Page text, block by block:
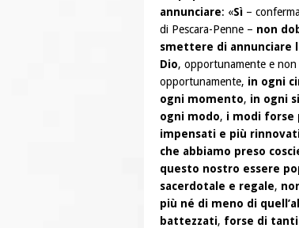
annunciare: «Sì –
di Pescara-Penne – non
smettere di annunciare
Dio, opportunamente e non
opportunamente, in ogni
ogni momento, in ogni
ogni modo, i modi forse
impensati e più
che abbiamo preso
questo nostro essere
sacerdotale e regale,
più né di meno di
battezzati, forse di